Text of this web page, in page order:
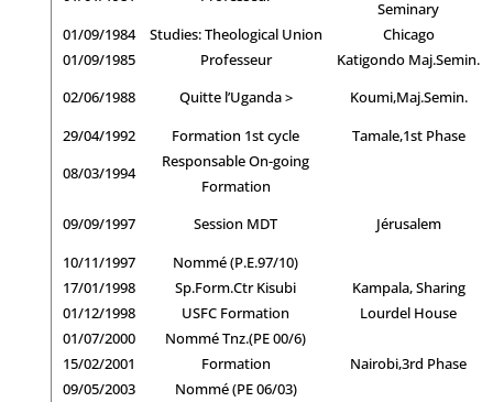
Seminary
01/09/1984
Studies: Theological Union
Chicago
01/09/1985
Professeur
Katigondo Maj.Semin.
02/06/1988
Quitte l’Uganda >
Koumi,Maj.Semin.
29/04/1992
Formation 1st cycle
Tamale,1st Phase
08/03/1994
Responsable On-going
Formation
09/09/1997
Session MDT
Jérusalem
10/11/1997
Nommé (P.E.97/10)
17/01/1998
Sp.Form.Ctr Kisubi
Kampala, Sharing
01/12/1998
USFC Formation
Lourdel House
01/07/2000
Nommé Tnz.(PE 00/6)
15/02/2001
Formation
Nairobi,3rd Phase
09/05/2003
Nommé (PE 06/03)